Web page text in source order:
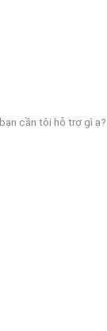
cần tôi hỗ trợ gì ạ?